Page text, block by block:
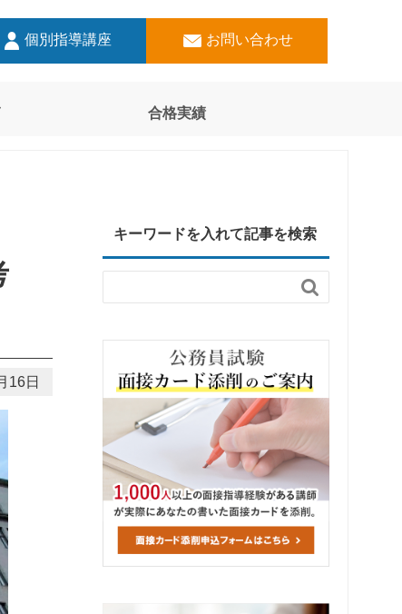
個別指導講座 お問い合わせ
合格実績
16日
キーワードを入れて記事を検索
